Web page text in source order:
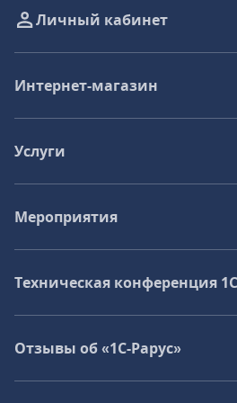
Личный кабинет
Интернет-магазин
Услуги
Мероприятия
Техническая конференция
Отзывы об «1С-Рарус»